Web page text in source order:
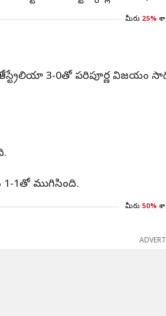
మీరు 25%
ఆస్ట్రేలియా 3-0తో పరిపూర్ణ విజయం
1-1తో ముగిసింది.
మీరు 50%